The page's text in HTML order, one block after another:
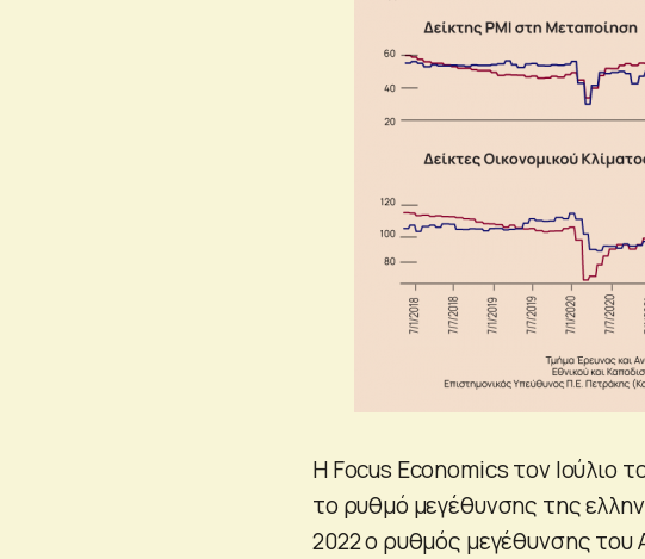
H Focus Economics τον Ιούλιο
το ρυθμό μεγέθυνσης της
2022 ο ρυθμός μεγέθυνσης του